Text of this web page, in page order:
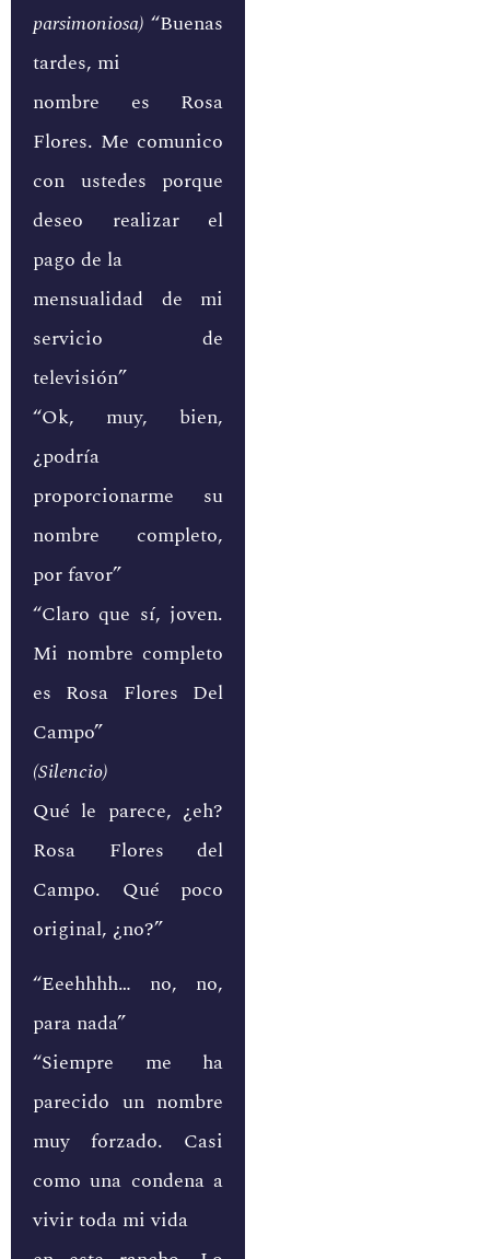
parsimoniosa) “Buenas
tardes, mi
nombre es Rosa
Flores. Me comunico
con ustedes porque
deseo realizar el
pago de la
mensualidad de mi
servicio de
televisión”
“Ok, muy, bien,
¿podría
proporcionarme su
nombre completo,
por favor”
“Claro que sí, joven.
Mi nombre completo
es Rosa Flores Del
Campo”
(Silencio)
Qué le parece, ¿eh?
Rosa Flores del
Campo. Qué poco
original, ¿no?”
“Eeehhhh… no, no,
para nada”
“Siempre me ha
parecido un nombre
muy forzado. Casi
como una condena a
vivir toda mi vida